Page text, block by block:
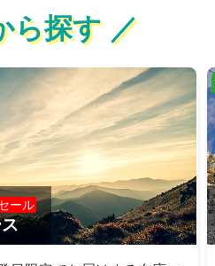
ら探す ／
ール